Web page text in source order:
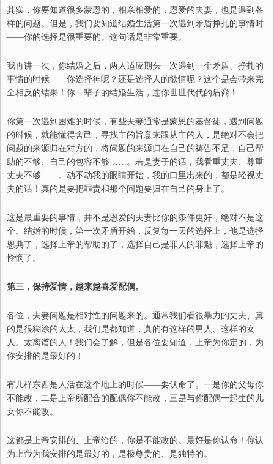
其实， 你要知道很多蒙恩的，相亲相爱的，恩爱的夫妻，也是遇到各
样的问题。但是， 我们要知道结婚生活第一次遇到矛盾挣扎的事情时
——你的选择是很重要的。这句话是非常重要。
我再讲一次，你结婚之后，两人适应期头一次遇到一个矛盾、 挣扎的
事情的时候——你选择神呢 ？ 还是选择人的欲情呢？这个是会带来完
全相反的结果 ！ 你一辈子的结婚生活，连你世世代代的后裔 ！
你第一次遇到困难的时候，有些夫妻通常是蒙恩的基督徒，遇到问题
的时候，就能懂得舍己，寻找主的旨意来跟从主的人，是绝对不会把
问题的来源归在对方的 ，将问题的来源归在自己的祷告不足，自己帮
助的不够、 自己的包容不够……。若是妻子的话，我看重丈夫、尊重
丈夫不够……。动不动我的眼睛开始，我的口里出来的，都是轻视丈
夫的话 ！ 真的是要把罪责和那个问题要归在自己的身上了。
这是最重要的事情，并不是恩爱的夫妻比你的条件更好， 绝对不是这
个。 结婚的时候，第一次矛盾开始，反复每一天的选择上，他是选择
恩典了，选择上帝的帮助的了 ， 选择自己是罪人的罪魁，选择上帝的
怜悯了。
第三，保持爱情，越来越喜爱配偶。
各位，夫妻问题是相对性的问题来的。通常我们看很暴力的丈夫、 真
的是很糊涂的太太，我们是都知道，真的有这样的男人 、 这样的女
人。太离谱的 人！ 我们会了解，但是各位要知道，上帝为你定的，为
你安排的是最好的 ！
有几样东西是人活在这个地上的时候——要认命了。一是你的父母你
不能改 ， 二是上帝所配合的配偶你不能改 ， 三是与你配偶一起生的儿
女你不能改。
这都是上帝安排的、 上帝给的，你是不能改的。最好是你认命 ！ 你认
为上帝为我安排的是最好的 ， 是极尊贵的、 是独特的。